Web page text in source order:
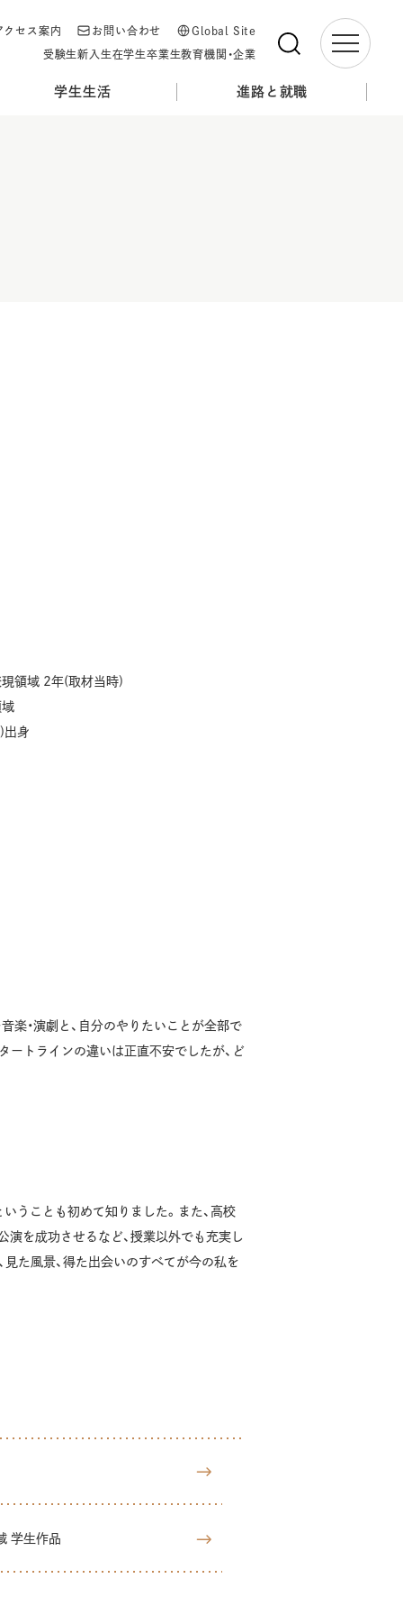
学生生活 進路と就職
クセス案内 お問い合わせ Global Site
受験生新入生在学生卒業生教育機関・企業
現領域 2年(取材当時)
出身
楽・演劇と、自分のやりたいことが全部で
ートラインの違いは正直不安でしたが、ど
うことも初めて知りました。また、高校
を成功させるなど、授業以外でも充実し
た風景、得た出会いのすべてが今の私を
学生作品